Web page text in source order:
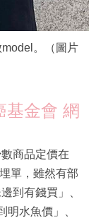
。（圖片
基金會 網
商品定價在
單，雖然有部
到有錢買」、
明水魚價」、